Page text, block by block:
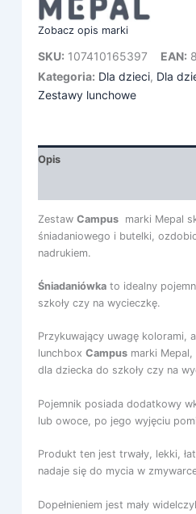
Zobacz opis marki
SKU: 107410165397 EAN:
Kategoria: Dla dzieci, Dla
Zestawy lunchowe
Opis
Zestaw Campusmarki Mepal
śniadaniowego i butelki,
nadrukiem.
Śniadaniówkato idealny
szkoły czy na wycieczkę.
Przykuwający uwagę kolorami,
lunchbox Campusmarki Mepal,
dla dziecka do szkoły czy na
Pojemnik posiada dodatkowy
lub owoce, po jego wyjęciu
Produkt ten jest trwały, lekki,
nadaje się do mycia w
Dopełnieniem jest mały